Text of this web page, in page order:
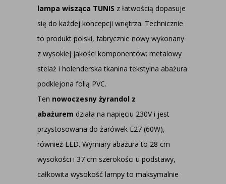
lampa wisząca TUNIS z łatwością dopasuje
się do każdej koncepcji wnętrza. Technicznie
to produkt polski, fabrycznie nowy wykonany
z wysokiej jakości komponentów: metalowy
stelaż i holenderska tkanina tekstylna abażura
podklejona folią PVC.
Ten nowoczesny żyrandol z
abażurem działa na napięciu 230V i jest
przystosowana do żarówek E27 (60W),
również LED. Wymiary abażura to 28 cm
wysokości i 37 cm szerokości u podstawy,
całkowita wysokość lampy to maksymalnie